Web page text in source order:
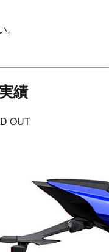
績
OUT